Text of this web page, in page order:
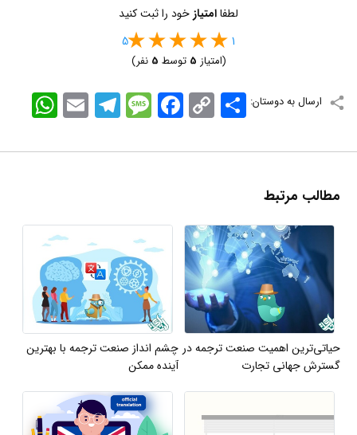
لطفاامتیاز خود را ثبت کنید
1
5
(امتیاز 5 توسط 5 نفر)
ارسال به دوستان: WhatsApp EmailTelegramMessageFacebook Copy
Link
اشتراک
مطالب مرتبط
حیاتی‌ترین اهمیت صنعت ترجمه در
گسترش جهانی تجارت
چشم انداز صنعت ترجمه با بهترین
آینده ممکن